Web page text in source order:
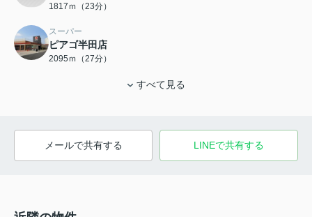
1817ｍ（23分）
スーパー
ピアゴ半田店
2095ｍ（27分）
すべて見る
メールで共有する LINEで共有する